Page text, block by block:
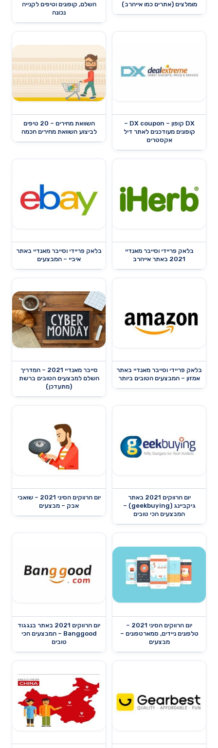
מומלצים (אתרים כמו אייהרב)
השלם, קופונים וטיפים לקנייה
נכונה
DX קופון – DX coupon –
קופונים מעודכנים לאתר דיל
אקסטרים
השוואת מחירים – 20 טיפים
לביצוע השוואת מחירים חכמה
בלאק פריידי וסייבר מאנדיי
2021 באתר אייהרב
בלאק פריידי וסייבר מאנדיי באתר
איביי – המבצעים
בלאק פריידי וסייבר מאנדיי באתר
אמזון – המבצעים הטובים ביותר
סייבר מאנדיי 2021 – המדריך
השלם למבצעים הטובים ברשת
(מתעדכן)
יום הרווקים 2021 באתר
גיקביינג (geekbuying) –
המבצעים הכי טובים
יום הרווקים הסיני 2021 – שואבי
אבק – מבצעים
יום הרווקים הסיני 2021 –
טלפונים ניידים, סמארטפונים –
מבצעים
יום הרווקים 2021 באתר בנגגוד
Banggood – המבצעים הכי
טובים